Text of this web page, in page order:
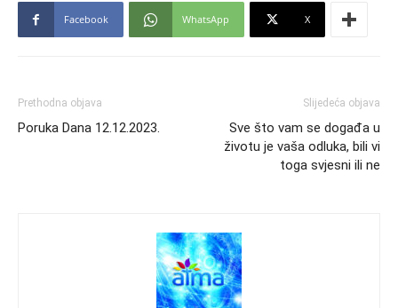
Facebook WhatsApp X
Prethodna objava
Poruka Dana 12.12.2023.
Slijedeća objava
Sve što vam se događa u
životu je vaša odluka, bili vi
toga svjesni ili ne